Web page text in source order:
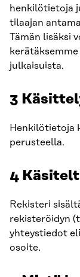
henkilötietoja
tilaajan
Tämän lisäksi
julkaisuista.
3
Henkilötietoja
perusteella.
4
Rekisteri
rekisteröidyn
yhteystiedot
osoite.